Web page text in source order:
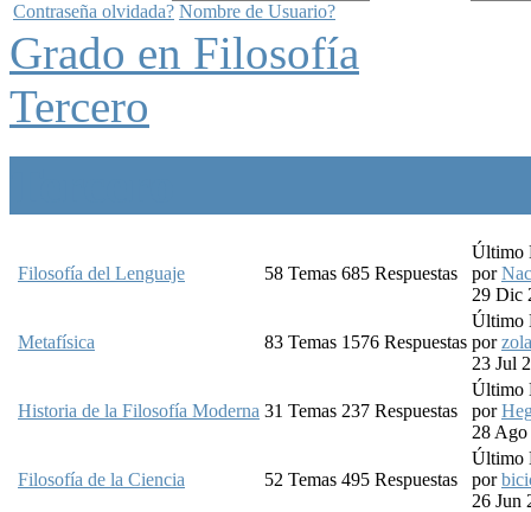
Contraseña olvidada? Nombre de Usuario?
Grado en Filosofía
Tercero
Filosofía del Lenguaje 58 Temas 685 Respuestas
Último
por
29 Dic
Metafísica 83 Temas 1576 Respuestas
Último
por
23 Jul
Historia de la Filosofía Moderna 31 Temas 237 Respuestas
Último
por
28
Filosofía de la Ciencia 52 Temas 495 Respuestas
Último
por
26 Jun